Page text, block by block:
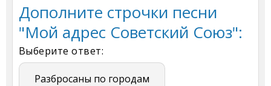
Дополните строчки песни
"Мой адрес Советский Союз":
Выберите ответ:
Разбросаны по городам